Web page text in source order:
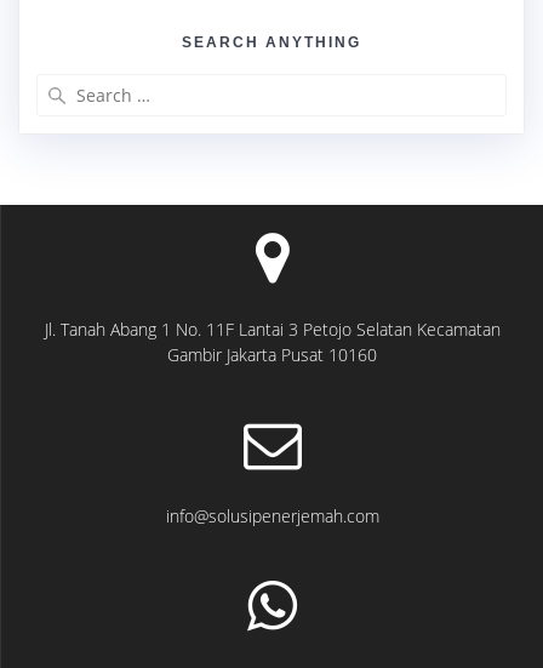
SEARCH ANYTHING
Jl. Tanah Abang 1 No. 11F Lantai 3 Petojo Selatan Kecamatan
Gambir Jakarta Pusat 10160
info@solusipenerjemah.com